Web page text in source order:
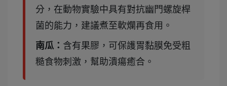
分，在動物實驗中具有對抗幽門螺旋桿
菌的能力，建議煮至軟爛再食用。
南瓜： 含有果膠，可保護胃黏膜免受粗
糙食物刺激，幫助潰瘍癒合。